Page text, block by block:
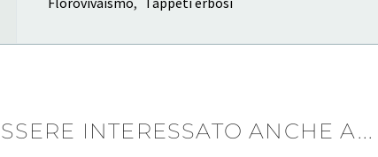
INTERESSATO ANCHE A...